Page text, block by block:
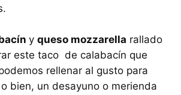
y queso mozzarella rallado
este taco de calabacín que
rellenar al gusto para
bien, un desayuno o merienda